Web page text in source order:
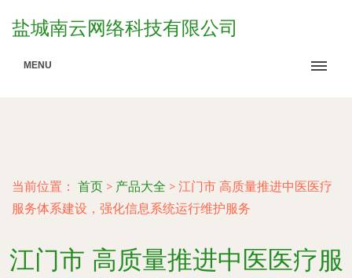
盐城南云网络科技有限公司
MENU
当前位置： 首页 > 产品大全 > 江门市 高质量推进中医医疗
服务体系建设，强化信息系统运行维护服务
江门市 高质量推进中医医疗服